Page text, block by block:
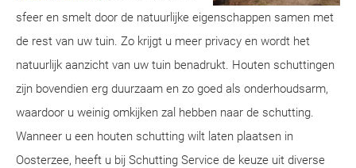
sfeer en smelt door de natuurlijke eigenschappen samen met
de rest van uw tuin. Zo krijgt u meer privacy en wordt het
natuurlijk aanzicht van uw tuin benadrukt. Houten schuttingen
zijn bovendien erg duurzaam en zo goed als onderhoudsarm,
waardoor u weinig omkijken zal hebben naar de schutting.
Wanneer u een houten schutting wilt laten plaatsen in
Oosterzee, heeft u bij Schutting Service de keuze uit diverse